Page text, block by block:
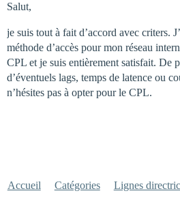
Salut,
je suis tout à fait d’accord avec criters.
méthode d’accès pour mon réseau
CPL et je suis entièrement satisfait. De
d’éventuels lags, temps de latence ou
n’hésites pas à opter pour le CPL.
Accueil Catégories Lignes